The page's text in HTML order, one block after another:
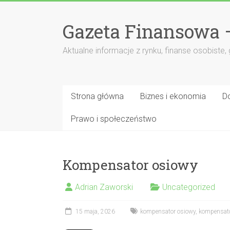
Gazeta
Aktualne informacje z rynku, finanse
Strona główna Biznes i ekonomia
Prawo i społeczeństwo
Kompensator osiowy
Adrian Zaworski Uncategorized
15 maja, 2026 kompensator osiowy,